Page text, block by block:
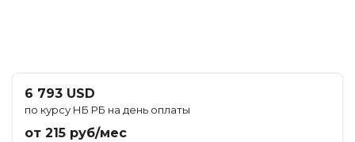
6 793 USD
по курсу НБ РБ на день оплаты
от 215 руб/мес